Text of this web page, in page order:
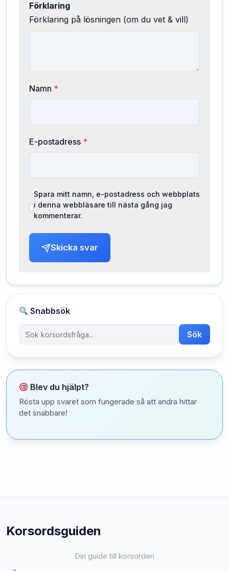
Förklaring
Förklaring på lösningen (om du vet & vill)
Namn *
E-postadress *
Spara mitt namn, e-postadress och webbplats
i denna webbläsare till nästa gång jag
kommenterar.
Skicka svar
Snabbsök
Sök
Blev du hjälpt?
Rösta upp svaret som fungerade så att andra hittar
det snabbare!
Korsordsguiden
Din guide till korsorden